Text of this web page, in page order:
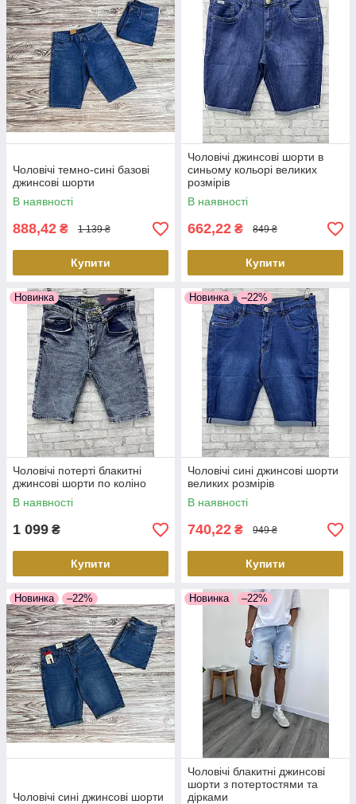
Чоловічі темно-сині базові
джинсові шорти
В наявності
888,42 ₴ 1 139 ₴
Купити
Чоловічі джинсові шорти в
синьому кольорі великих
розмірів
В наявності
662,22 ₴ 849 ₴
Купити
Новинка
Чоловічі потерті блакитні
джинсові шорти по коліно
В наявності
1 099 ₴
Купити
Новинка –22%
Чоловічі сині джинсові шорти
великих розмірів
В наявності
740,22 ₴ 949 ₴
Купити
Новинка –22%
Чоловічі сині джинсові шорти
Новинка –22%
Чоловічі блакитні джинсові
шорти з потертостями та
дірками